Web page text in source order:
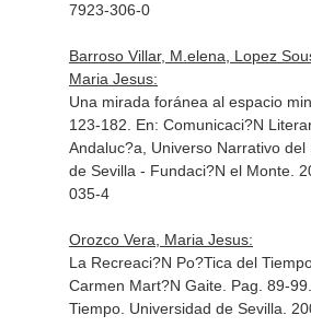
7923-306-0
Barroso Villar, M.elena, Lopez
Maria Jesus:
Una mirada foránea al espacio
123-182. En: Comunicaci?N
Andaluc?a, Universo Narrativo del
de Sevilla - Fundaci?N el Monte.
035-4
Orozco Vera, Maria Jesus:
La Recreaci?N Po?Tica del
Carmen Mart?N Gaite. Pag. 89-99.
Tiempo. Universidad de Sevilla.